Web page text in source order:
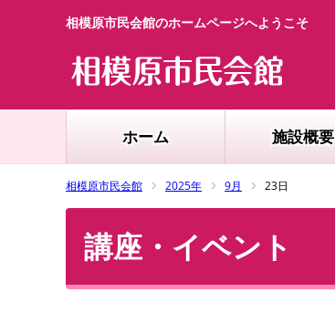
相模原市民会館のホームページへようこそ
ホーム 施設概要
相模原市民会館 2025年 9月 23日
講座・イベント